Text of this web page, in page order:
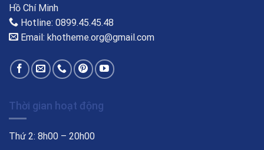
Hồ Chí Minh
Hotline: 0899.45.45.48
Email: khotheme.org@gmail.com
Thời gian hoạt động
Thứ 2: 8h00 – 20h00